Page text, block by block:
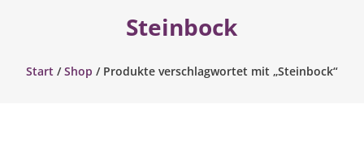
Steinbock
Start /Shop / Produkte verschlagwortet mit „Steinbock“